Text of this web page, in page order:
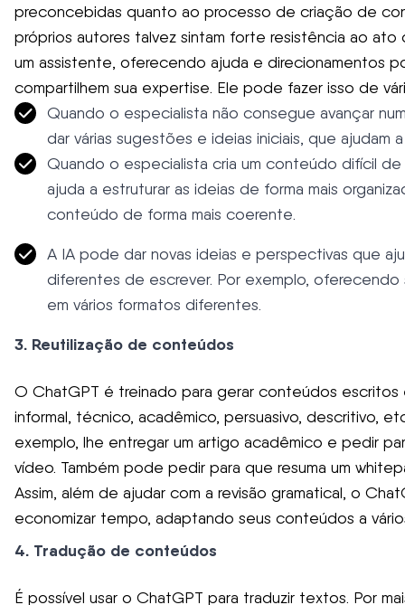
preconcebidas quanto ao processo de criação de
próprios autores talvez sintam forte resistência ao
um assistente, oferecendo ajuda e direcionamentos
compartilhem sua expertise. Ele pode fazer isso de
Quando o especialista não consegue avançar
dar várias sugestões e ideias iniciais, que ajudam
Quando o especialista cria um conteúdo difícil
ajuda a estruturar as ideias de forma mais
conteúdo de forma mais coerente.
A IA pode dar novas ideias e perspectivas que
diferentes de escrever. Por exemplo,
em vários formatos diferentes.
3. Reutilização de conteúdos
O ChatGPT é treinado para gerar conteúdos escritos
informal, técnico, acadêmico, persuasivo, descritivo,
exemplo, lhe entregar um artigo acadêmico e pedir
vídeo. Também pode pedir para que resuma um
Assim, além de ajudar com a revisão gramatical, o
economizar tempo, adaptando seus conteúdos a
4. Tradução de conteúdos
É possível usar o ChatGPT para traduzir textos. Por